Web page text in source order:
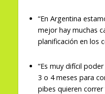
“En Argentina
mejor hay muchas
planificación en los
“Es muy difícil
3 o 4 meses para
pibes quieren